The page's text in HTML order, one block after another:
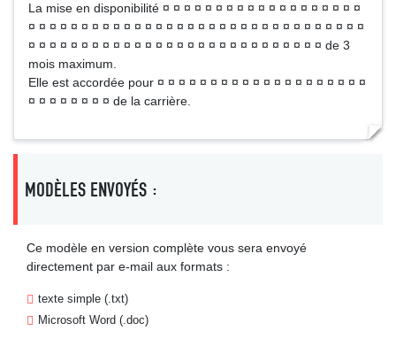
La mise en disponibilité ¤ ¤ ¤ ¤ ¤ ¤ ¤ ¤ ¤ ¤ ¤ ¤ ¤ ¤ ¤ ¤ ¤ ¤ ¤
¤ ¤ ¤ ¤ ¤ ¤ ¤ ¤ ¤ ¤ ¤ ¤ ¤ ¤ ¤ ¤ ¤ ¤ ¤ ¤ ¤ ¤ ¤ ¤ ¤ ¤ ¤ ¤ ¤ ¤ ¤ ¤
¤ ¤ ¤ ¤ ¤ ¤ ¤ ¤ ¤ ¤ ¤ ¤ ¤ ¤ ¤ ¤ ¤ ¤ ¤ ¤ ¤ ¤ ¤ ¤ ¤ ¤ ¤ ¤ de 3
mois maximum.
Elle est accordée pour ¤ ¤ ¤ ¤ ¤ ¤ ¤ ¤ ¤ ¤ ¤ ¤ ¤ ¤ ¤ ¤ ¤ ¤ ¤ ¤
¤ ¤ ¤ ¤ ¤ ¤ ¤ ¤ de la carrière.
MODÈLES ENVOYÉS :
Ce modèle en version complète vous sera envoyé
directement par e-mail aux formats :
texte simple (.txt)
Microsoft Word (.doc)